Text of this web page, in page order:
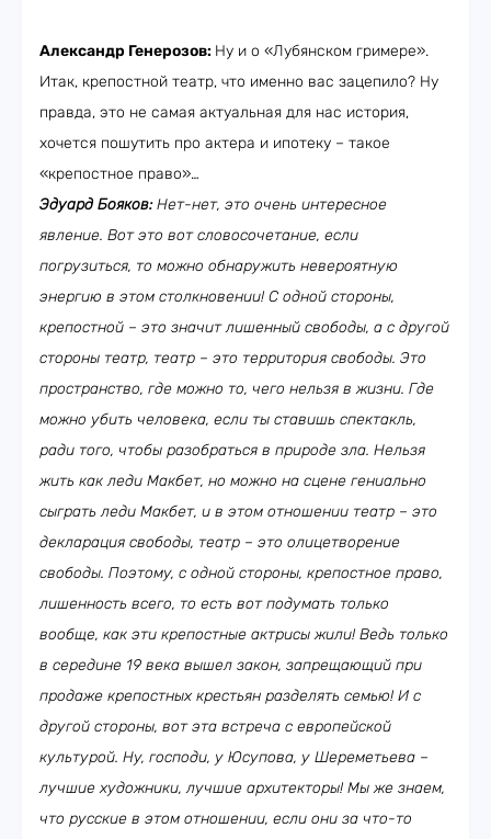
Александр Генерозов: Ну и о «Лубянском гримере».
Итак, крепостной театр, что именно вас зацепило? Ну
правда, это не самая актуальная для нас история,
хочется пошутить про актера и ипотеку – такое
«крепостное право»…
Эдуард Бояков:Нет-нет, это очень интересное
явление. Вот это вот словосочетание, если
погрузиться, то можно обнаружить невероятную
энергию в этом столкновении! С одной стороны,
крепостной – это значит лишенный свободы, а с другой
стороны театр, театр – это территория свободы. Это
пространство, где можно то, чего нельзя в жизни. Где
можно убить человека, если ты ставишь спектакль,
ради того, чтобы разобраться в природе зла. Нельзя
жить как леди Макбет, но можно на сцене гениально
сыграть леди Макбет, и в этом отношении театр – это
декларация свободы, театр – это олицетворение
свободы. Поэтому, с одной стороны, крепостное право,
лишенность всего, то есть вот подумать только
вообще, как эти крепостные актрисы жили! Ведь только
в середине 19 века вышел закон, запрещающий при
продаже крепостных крестьян разделять семью! И с
другой стороны, вот эта встреча с европейской
культурой. Ну, господи, у Юсупова, у Шереметьева –
лучшие художники, лучшие архитекторы! Мы же знаем,
что русские в этом отношении, если они за что-то